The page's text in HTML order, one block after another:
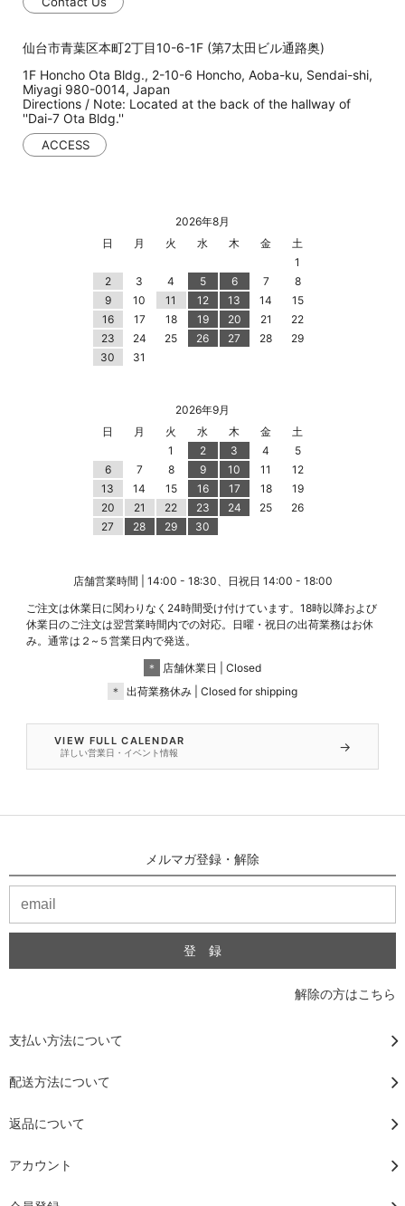
仙台市青葉区本町2丁目10-6-1F (第7太田ビル通路奥)
1F Honcho Ota Bldg., 2-10-6 Honcho, Aoba-ku, Sendai-shi,
Miyagi 980-0014, Japan
Directions / Note: Located at the back of the hallway of
''Dai-7 Ota Bldg.''
ACCESS
2026年8月
日
月 火 水 木 金
土
1
2
3 4 5 6 7
8
9
10 11 12 13 14
15
16
17 18 19 20 21
22
23
24 25 26 27 28
29
30
31
2026年9月
日
月 火 水 木 金
土
1
2 3 4
5
6
7 8 9 10 11
12
13
14 15 16 17 18
19
20
21 22 23 24 25
26
27
28 29 30
店舗営業時間 | 14:00 - 18:30、日祝日 14:00 - 18:00
ご注文は休業日に関わりなく24時間受け付けています。18時以降および
休業日のご注文は翌営業時間内での対応。日曜・祝日の出荷業務はお休
み。通常は２~５営業日内で発送。
＊
店舗休業日 | Closed
＊
出荷業務休み | Closed for shipping
VIEW FULL CALENDAR
詳しい営業日・イベント情報 →
メルマガ登録・解除
解除の方はこちら
支払い方法について
配送方法について
返品について
アカウント